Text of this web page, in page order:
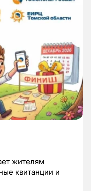
жителям
квитанции и